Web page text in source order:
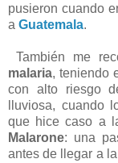
pusieron cuando
a Guatemala.
También me
malaria, teniendo
con alto riesgo
lluviosa, cuando
que hice caso a
Malarone: una
antes de llegar a